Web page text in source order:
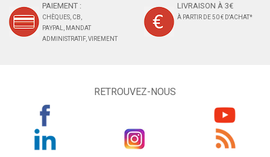
PAIEMENT :
CHÈQUES, CB,
PAYPAL, MANDAT
ADMINISTRATIF, VIREMENT
LIVRAISON À 3€
À PARTIR DE 50 € D'ACHAT*
RETROUVEZ-NOUS